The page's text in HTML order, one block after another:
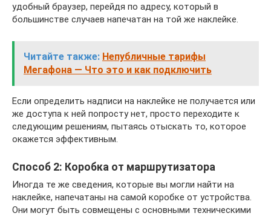
удобный браузер, перейдя по адресу, который в
большинстве случаев напечатан на той же наклейке.
Читайте также: Непубличные тарифы
Мегафона — Что это и как подключить
Если определить надписи на наклейке не получается или
же доступа к ней попросту нет, просто переходите к
следующим решениям, пытаясь отыскать то, которое
окажется эффективным.
Способ 2: Коробка от маршрутизатора
Иногда те же сведения, которые вы могли найти на
наклейке, напечатаны на самой коробке от устройства.
Они могут быть совмещены с основными техническими